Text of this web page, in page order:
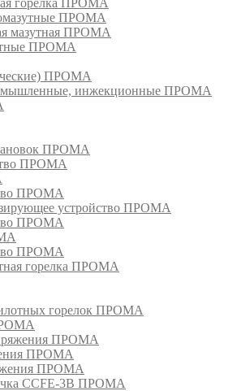
горелка ПРОМА
ПРОМА
мазутная ПРОМА
ПРОМА
ПРОМА
инжекционные ПРОМА
ПРОМА
ПРОМА
ПРОМА
устройство ПРОМА
ПРОМА
ПРОМА
горелка ПРОМА
горелок ПРОМА
ПРОМА
ПРОМА
ПРОМА
CCFE-3B ПРОМА